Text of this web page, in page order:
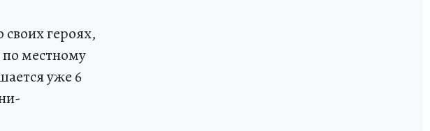
героях,
по местному
уже 6